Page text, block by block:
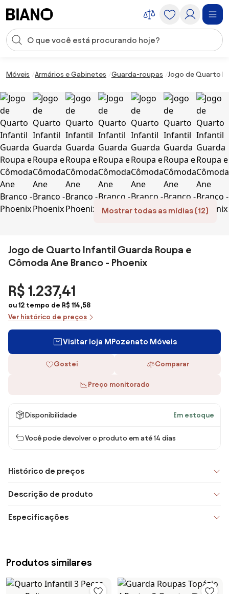
Entrada de pesquisa
Móveis Armários e Gabinetes Guarda-roupas Jogo de Quarto
Mostrar todas as mídias (12)
Jogo de Quarto Infantil Guarda Roupa e
Cômoda Ane Branco - Phoenix
R$ 1.237,41
ou 12 tempo de R$ 114,58
Ver histórico de preços
Visitar loja MPozenato Móveis
Gostei Comparar
Preço monitorado
Disponibilidade Em estoque
Você pode devolver o produto em até 14 dias
Histórico de preços
Descrição de produto
Especificações
Produtos similares